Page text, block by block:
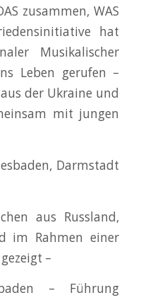
zusammen, WAS
hat
Musikalischer
Leben gerufen –
der Ukraine und
mit jungen
Darmstadt
aus Russland,
im Rahmen einer
–
– Führung